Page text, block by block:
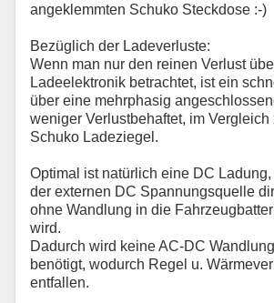
angeklemmten Schuko Steckdose :-)
Bezüglich der Ladeverluste:
Wenn man nur den reinen Verlust
Ladeelektronik betrachtet, ist ein
über eine mehrphasig
weniger Verlustbehaftet, im Vergleich
Schuko Ladeziegel.
Optimal ist natürlich eine DC
der externen DC Spannungsquelle
ohne Wandlung in die
wird.
Dadurch wird keine AC-DC
benötigt, wodurch Regel u.
entfallen.